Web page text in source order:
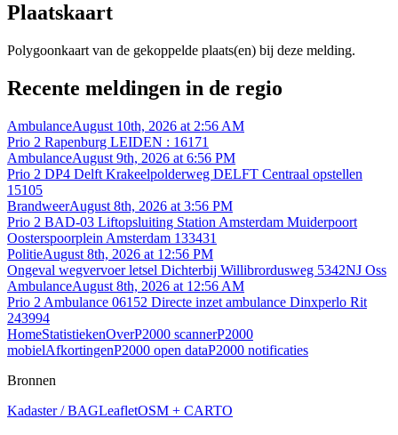
Plaatskaart
Polygoonkaart van de gekoppelde plaats(en) bij deze melding.
Recente meldingen in de regio
AmbulanceAugust 10th, 2026 at 2:56 AM
Prio 2 Rapenburg LEIDEN : 16171
AmbulanceAugust 9th, 2026 at 6:56 PM
Prio 2 DP4 Delft Krakeelpolderweg DELFT Centraal opstellen
15105
BrandweerAugust 8th, 2026 at 3:56 PM
Prio 2 BAD-03 Liftopsluiting Station Amsterdam Muiderpoort
Oosterspoorplein Amsterdam 133431
PolitieAugust 8th, 2026 at 12:56 PM
Ongeval wegvervoer letsel Dichterbij Willibrordusweg 5342NJ Oss
AmbulanceAugust 8th, 2026 at 12:56 AM
Prio 2 Ambulance 06152 Directe inzet ambulance Dinxperlo Rit
243994
HomeStatistiekenOverP2000 scannerP2000
mobielAfkortingenP2000 open dataP2000 notificaties
Bronnen
Kadaster / BAGLeafletOSM + CARTO